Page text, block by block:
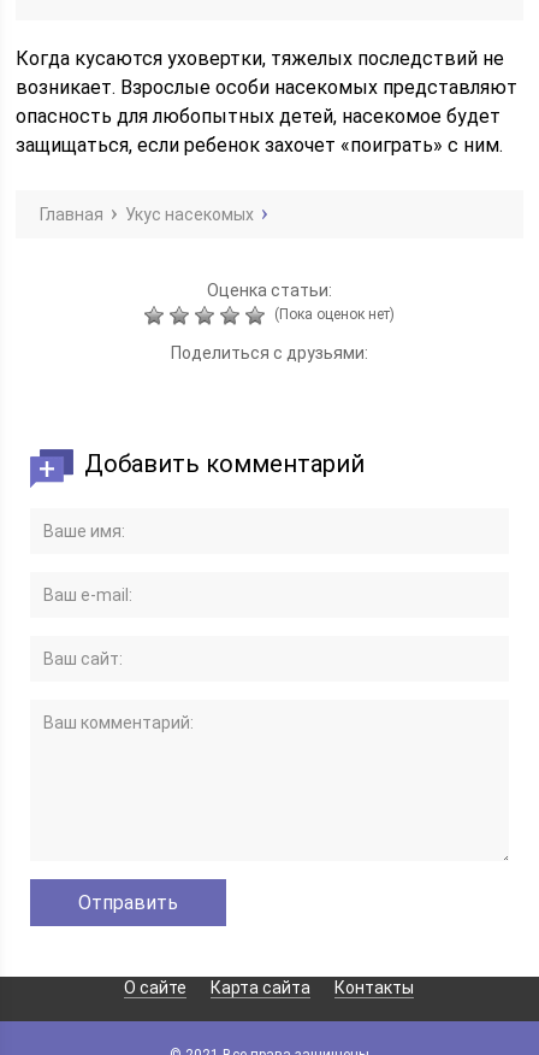
Когда кусаются уховертки, тяжелых последствий не
возникает. Взрослые особи насекомых представляют
опасность для любопытных детей, насекомое будет
защищаться, если ребенок захочет «поиграть» с ним.
Главная Укус насекомых
Оценка статьи:
(Пока оценок нет)
Поделиться с друзьями:
Добавить комментарий
О сайте Карта сайта Контакты